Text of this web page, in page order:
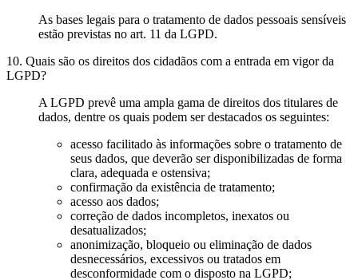
As bases legais para o tratamento de dados pessoais sensíveis
estão previstas no art. 11 da LGPD.
10. Quais são os direitos dos cidadãos com a entrada em vigor da
LGPD?
A LGPD prevê uma ampla gama de direitos dos titulares de
dados, dentre os quais podem ser destacados os seguintes:
acesso facilitado às informações sobre o tratamento de
seus dados, que deverão ser disponibilizadas de forma
clara, adequada e ostensiva;
confirmação da existência de tratamento;
acesso aos dados;
correção de dados incompletos, inexatos ou
desatualizados;
anonimização, bloqueio ou eliminação de dados
desnecessários, excessivos ou tratados em
desconformidade com o disposto na LGPD;